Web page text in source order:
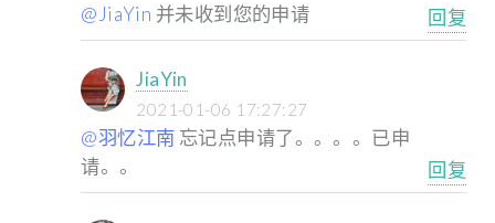
@JiaYin 并未收到您的申请 回复
JiaYin
2021-01-06 17:27:27
@羽忆江南 忘记点申请了。。。。已申
请。。
回复